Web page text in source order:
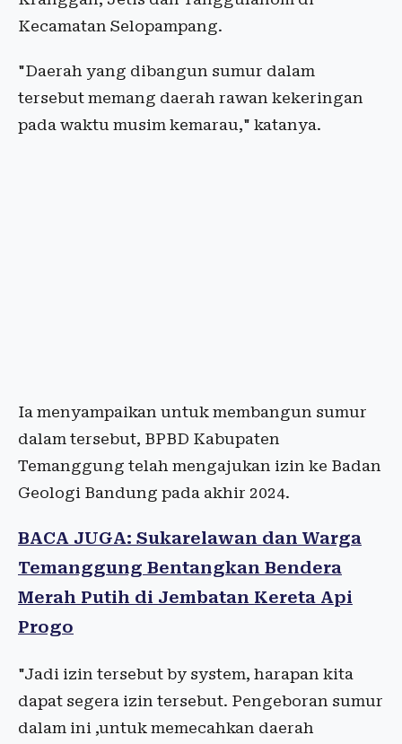
Kecamatan Selopampang.
"Daerah yang dibangun sumur dalam
tersebut memang daerah rawan kekeringan
pada waktu musim kemarau," katanya.
Ia menyampaikan untuk membangun sumur
dalam tersebut, BPBD Kabupaten
Temanggung telah mengajukan izin ke Badan
Geologi Bandung pada akhir 2024.
BACA JUGA: Sukarelawan dan Warga
Temanggung Bentangkan Bendera
Merah Putih di Jembatan Kereta Api
Progo
"Jadi izin tersebut by system, harapan kita
dapat segera izin tersebut. Pengeboran sumur
dalam ini ,untuk memecahkan daerah